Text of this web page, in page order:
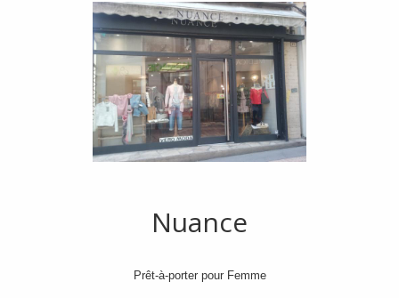
Nuance
Prêt-à-porter pour Femme